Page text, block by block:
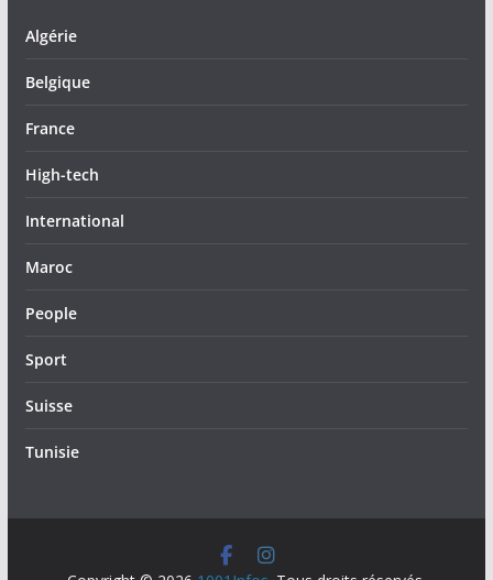
Algérie
Belgique
France
High-tech
International
Maroc
People
Sport
Suisse
Tunisie